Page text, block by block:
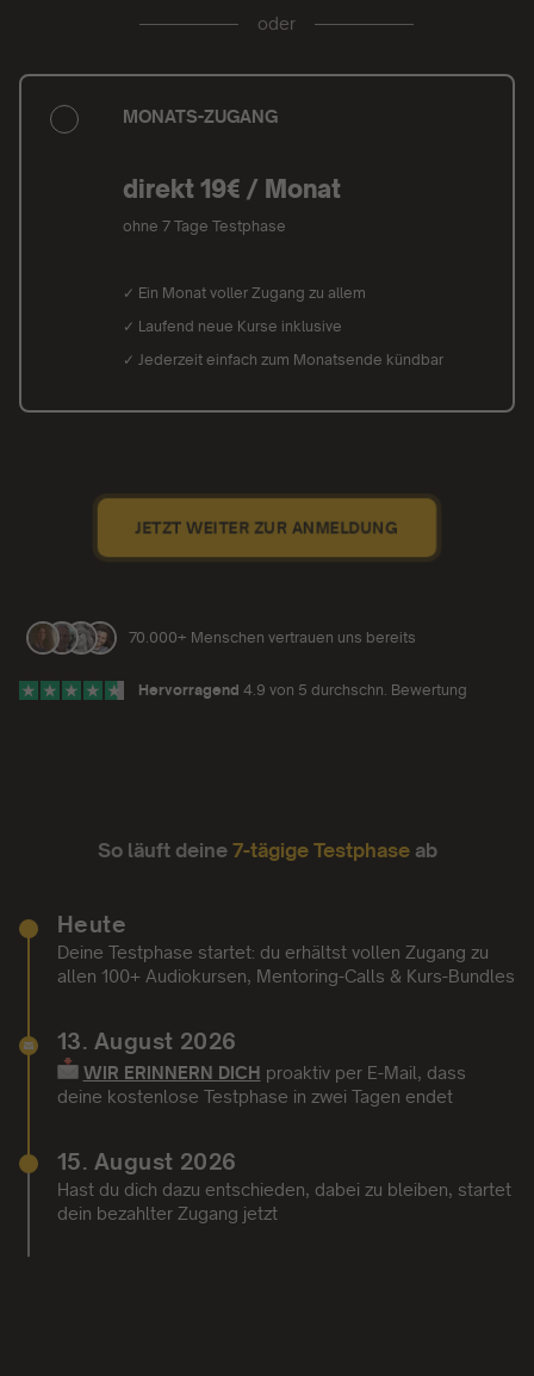
oder
MONATS-ZUGANG
direkt 19€ / Monat
ohne 7 Tage Testphase
✓ Ein Monat voller Zugang zu allem
✓ Laufend neue Kurse inklusive
✓ Jederzeit einfach zum Monatsende kündbar
JETZT WEITER ZUR ANMELDUNG
70.000+ Menschen vertrauen uns bereits
Hervorragend 4.9 von 5 durchschn. Bewertung
So läuft deine 7-tägige Testphaseab
Heute
Deine Testphase startet: du erhältst vollen Zugang zu
allen 100+ Audiokursen, Mentoring-Calls & Kurs-Bundles
13. August 2026
WIR ERINNERN DICH proaktiv per E-Mail, dass
deine kostenlose Testphase in zwei Tagen endet
15. August 2026
Hast du dich dazu entschieden, dabei zu bleiben, startet
dein bezahlter Zugang jetzt